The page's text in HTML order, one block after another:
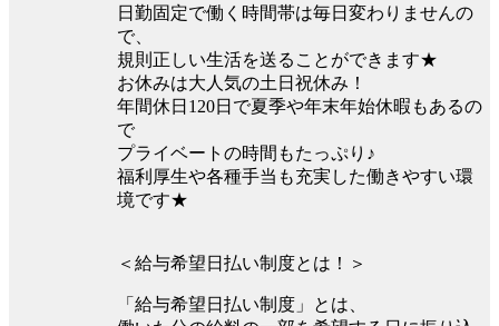
日勤固定で働く時間帯は毎日変わりませんの
で、
規則正しい生活を送ることができます★
お休みは大人気の土日祝休み！
年間休日120日で夏季や年末年始休暇もあるの
で
プライベートの時間もたっぷり♪
福利厚生や各種手当も充実した働きやすい環
境です★
＜給与希望日払い制度とは！＞
「給与希望日払い制度」とは、